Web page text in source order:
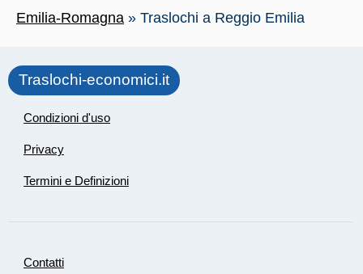
Emilia-Romagna » Traslochi a Reggio Emilia
Traslochi-economici.it
Condizioni d'uso
Privacy
Termini e Definizioni
Contatti